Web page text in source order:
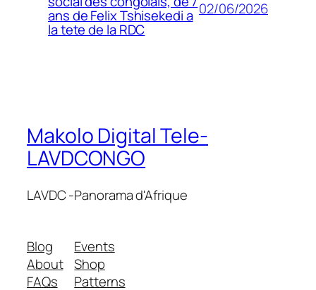
ans de Felix Tshisekedi a
la tete de la RDC
02/06/2026
Makolo Digital Tele-
LAVDCONGO
LAVDC -Panorama d'Afrique
Blog
About
FAQs
Events
Shop
Patterns